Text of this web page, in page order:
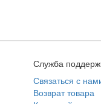
Служба
Связаться с
Возврат товара